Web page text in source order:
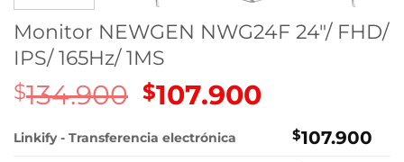
Monitor NEWGEN NWG24F 24″/ FHD/
IPS/ 165Hz/ 1MS
$134.900 El
precio
original
$107.900El
actual
Linkify - Transferencia electrónica $107.900